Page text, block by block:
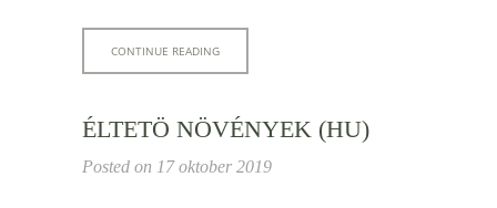
CONTINUE READING
ÉLTETÖ NÖVÉNYEK (HU)
Posted on 17 oktober 2019